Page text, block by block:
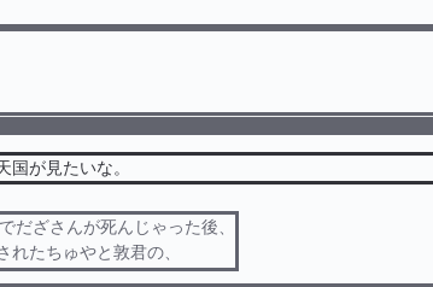
国が見たいな。
だざさんが死んじゃった後、
れたちゅやと敦君の、
い物語